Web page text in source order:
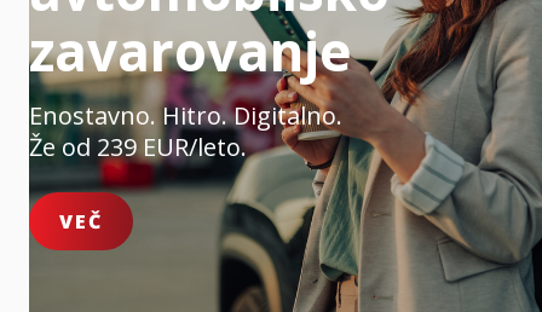
zavarovanje
Enostavno. Hitro. Digitalno.
Že od 239 EUR/leto.
VEČ